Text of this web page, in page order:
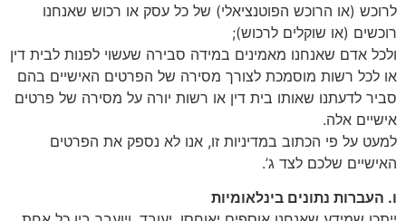
לרוכש (או הרוכש הפוטנציאלי) של כל עסק או רכוש שאנחנו
רוכשים (או שוקלים לרכוש);
ולכל אדם שאנחנו מאמינים במידה סבירה שעשוי לפנות לבית דין
או לכל רשות מוסמכת לצורך מסירה של הפרטים האישיים בהם
סביר לדעתנו שאותו בית דין או רשות יורה על מסירה של פרטים
אישיים אלה.
למעט על פי הכתוב במדיניות זו, אנו לא נספק את הפרטים
האישיים שלכם לצד ג’.
ו. העברות נתונים בינלאומיות